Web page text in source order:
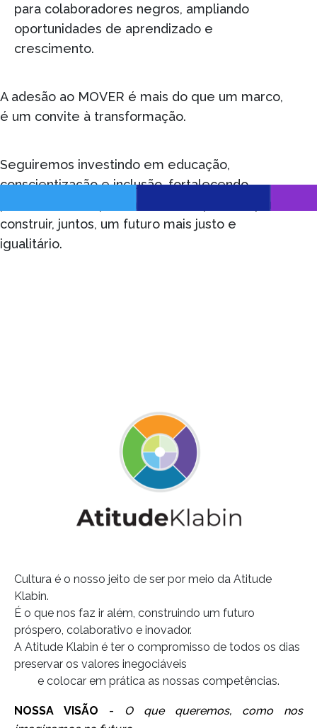
para colaboradores negros, ampliando
oportunidades de aprendizado e
crescimento.
A adesão ao MOVER é mais do que um marco,
é um convite à transformação.
Seguiremos investindo em educação,
conscientização e inclusão, fortalecendo
construir, juntos, um futuro mais justo e
igualitário.
Cultura é o nosso jeito de ser por meio da Atitude
Klabin.
É o que nos faz ir além, construindo um futuro
próspero, colaborativo e inovador.
A Atitude Klabin é ter o compromisso de todos os dias
preservar os valores inegociáveis
e colocar em prática as nossas competências.
NOSSA VISÃO - O que queremos, como nos